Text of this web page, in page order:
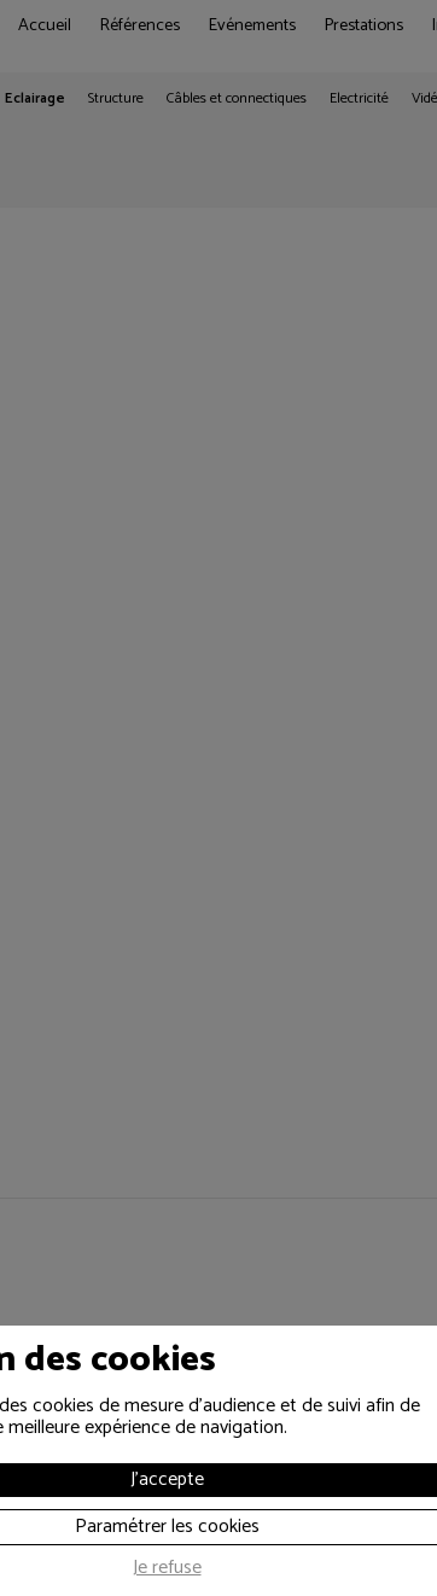
Accueil Références Evénements Prestations
Eclairage Structure Câbles et connectiques Electricité
des cookies
cookies de mesure d'audience et de suivi afin de
expérience de navigation.
J'accepte
Paramétrer les cookies
Je refuse